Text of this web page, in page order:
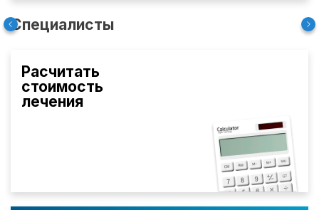
Специалисты
Расчитать
стоимость
лечения